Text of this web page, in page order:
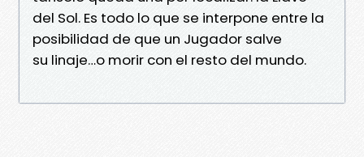
del Sol. Es todo lo que se interpone entre la
posibilidad de que un Jugador salve
su linaje…o morir con el resto del mundo.